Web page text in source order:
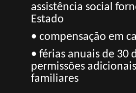
assistência social
Estado
• compensação em
• férias anuais de 30
permissões
familiares